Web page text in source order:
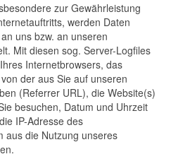
zur Gewährleistung
werden Daten
uns bzw. an unseren
Mit diesen sog. Server-Logfiles
Internetbrowsers, das
der aus Sie auf unseren
(Referrer URL), die Website(s)
besuchen, Datum und Uhrzeit
IP-Adresse des
aus die Nutzung unseres